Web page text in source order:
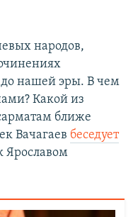
народов,
до нашей эры. В чем
Какой из
ближе
Вачагаев беседует
Ярославом